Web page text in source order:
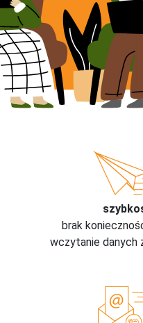
brak
wczytanie danych